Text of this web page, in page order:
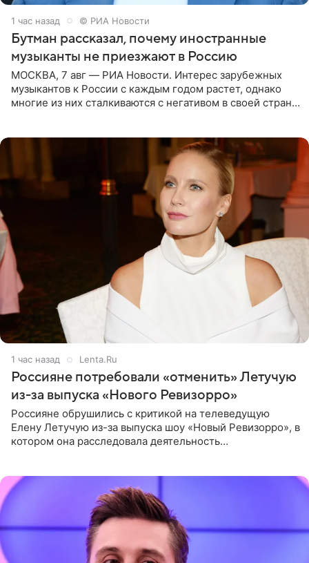
1 час назад © РИА Новости
Бутман рассказал, почему иностранные
музыканты не приезжают в Россию
МОСКВА, 7 авг — РИА Новости. Интерес зарубежных
музыкантов к России с каждым годом растет, однако
многие из них сталкиваются с негативом в своей стране
1 час назад Lenta.Ru
Россияне потребовали «отменить» Летучую
из-за выпуска «Нового Ревизорро»
Россияне обрушились с критикой на телеведущую
Елену Летучую из-за выпуска шоу «Новый Ревизорро», в
котором она расследовала деятельность